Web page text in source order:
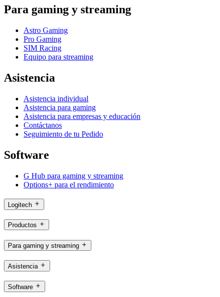
Para gaming y streaming
Astro Gaming
Pro Gaming
SIM Racing
Equipo para streaming
Asistencia
Asistencia individual
Asistencia para gaming
Asistencia para empresas y educación
Contáctanos
Seguimiento de tu Pedido
Software
G Hub para gaming y streaming
Options+ para el rendimiento
Logitech
Productos
Para gaming y streaming
Asistencia
Software